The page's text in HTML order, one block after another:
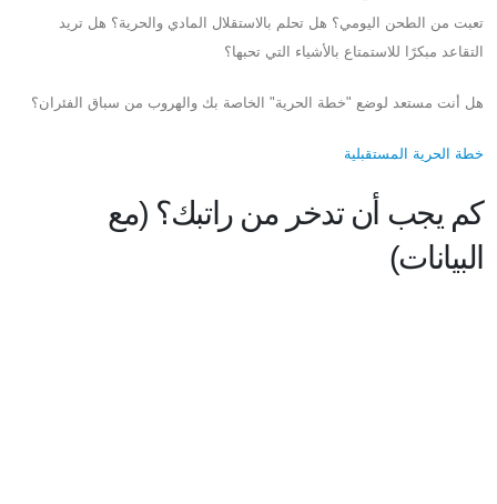
تعبت من الطحن اليومي؟ هل تحلم بالاستقلال المادي والحرية؟ هل تريد
التقاعد مبكرًا للاستمتاع بالأشياء التي تحبها؟
هل أنت مستعد لوضع "خطة الحرية" الخاصة بك والهروب من سباق الفئران؟
خطة الحرية المستقبلية
كم يجب أن تدخر من راتبك؟ (مع
البيانات)